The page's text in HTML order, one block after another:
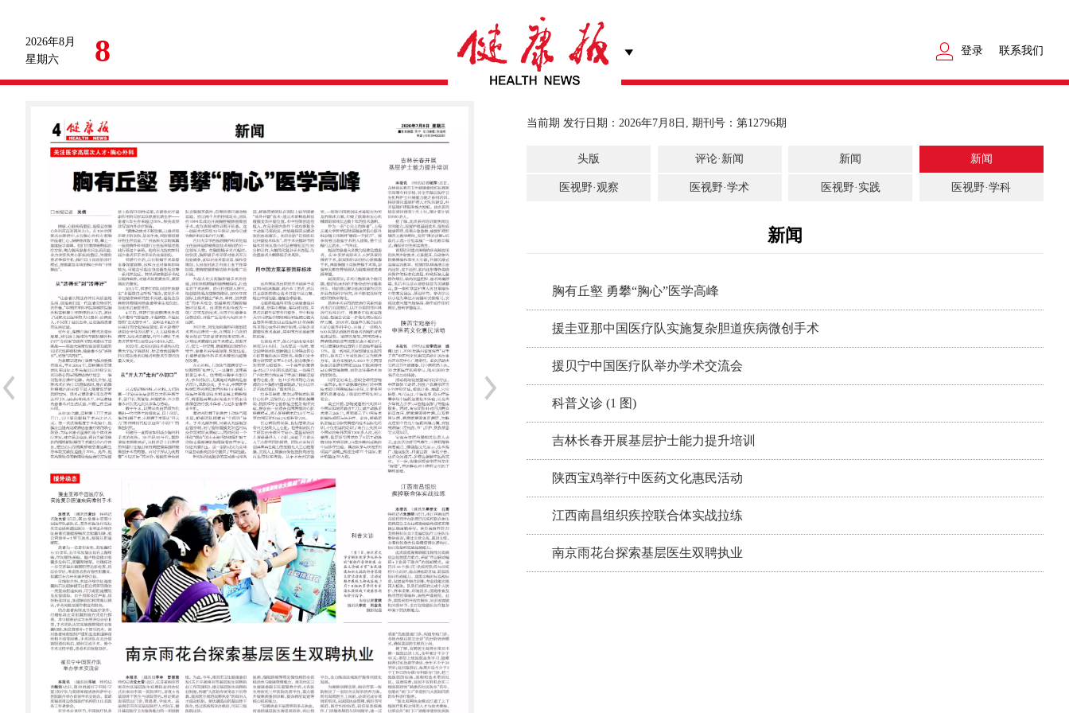
2026年8月
星期六
8 登录 联系我们
当前期 发行日期：2026年7月8日, 期刊号：第12796期
头版 评论·新闻 新闻 新闻
医视野·观察 医视野·学术 医视野·实践 医视野·学科
新闻
胸有丘壑 勇攀“胸心”医学高峰
援圭亚那中国医疗队实施复杂胆道疾病微创手术
援贝宁中国医疗队举办学术交流会
科普义诊 (1 图)
吉林长春开展基层护士能力提升培训
陕西宝鸡举行中医药文化惠民活动
江西南昌组织疾控联合体实战拉练
南京雨花台探索基层医生双聘执业